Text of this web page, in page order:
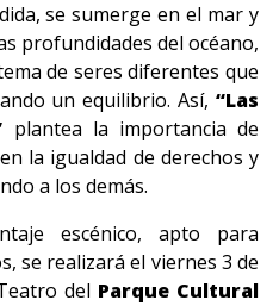
se sumerge en el mar y
profundidades del océano,
de seres diferentes que
un equilibrio. Así, “Las
plantea la importancia de
la igualdad de derechos y
a los demás.
escénico, apto para
se realizará el viernes 3 de
del Parque Cultural